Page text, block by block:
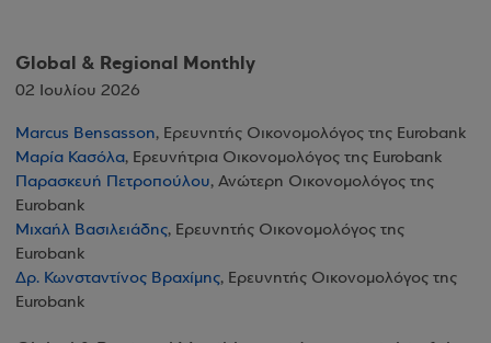
Global & Regional Monthly
02 Ιουλίου 2026
Marcus Bensasson, Ερευνητής Οικονομολόγος της Eurobank
Μαρία Κασόλα, Ερευνήτρια Οικονομολόγος της Eurobank
Παρασκευή Πετροπούλου, Ανώτερη Οικονομολόγος της
Eurobank
Μιχαήλ Βασιλειάδης, Ερευνητής Οικονομολόγος της
Eurobank
Δρ. Κωνσταντίνος Βραχίμης, Ερευνητής Οικονομολόγος της
Eurobank